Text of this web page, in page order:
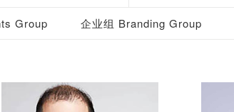
Group 企业组 Branding Group